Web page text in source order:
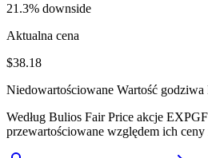
21.3% downside
Aktualna cena
$38.18
Niedowartościowane Wartość godziwa
Według Bulios Fair Price akcje
przewartościowane względem ich